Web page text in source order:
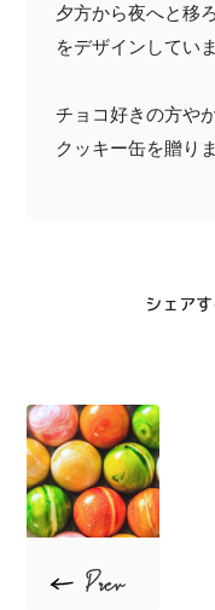
夕方から夜へと移
をデザインしていま
チョコ好きの方や
クッキー缶を贈り
シェアす